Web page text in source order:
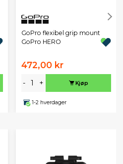
GoPro flexibel grip mount
GoPro HERO
472,00 kr
- + Kjøp
1-2 hverdager